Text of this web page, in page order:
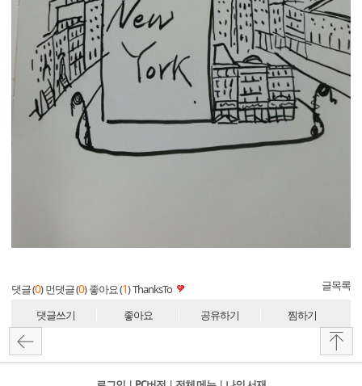
댓글 (0) 먼댓글 (0) 좋아요 (1)ThanksTo 글목록
댓글쓰기 좋아요 공유하기 찜하기